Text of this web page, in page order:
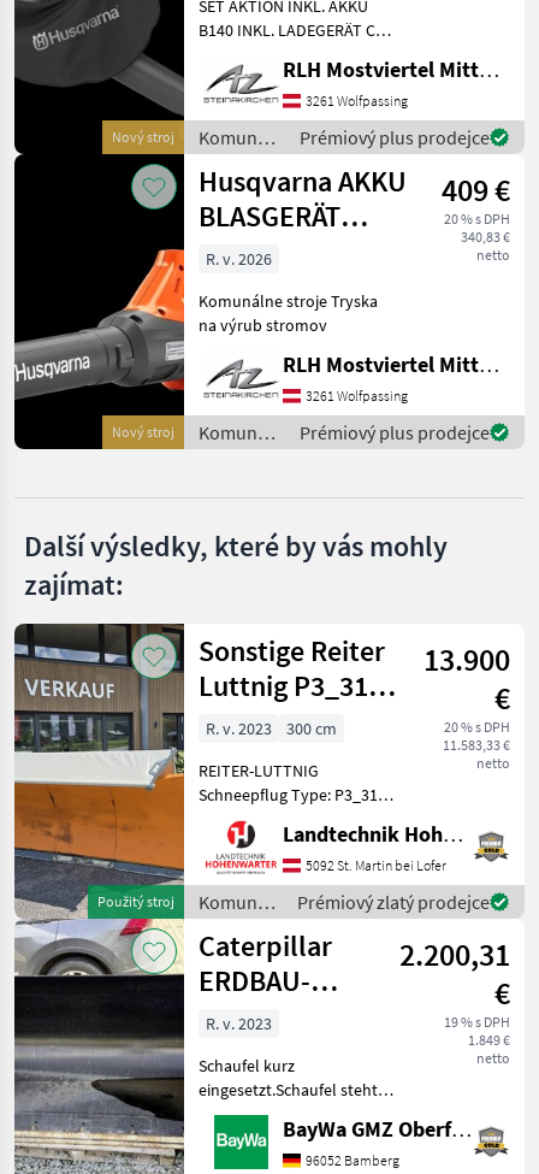
Husqvarna
Eco Technologies
Zobrazit
všech 7
Nabídky
Nový stroj
SET AKTION INKL. AKKU
B140 INKL. LADEGERÄT C80
na výrub stromov
RLH Mostviertel Mitte - Standort Steinakirchen
3261 Wolfpassing
Komunálne
stroje /
Husqvarna
Prémiový plus prodejce
Nový stroj
Husqvarna AKKU
BLASGERÄT
530iB
409 €
20 % s DPH
340,83 €
netto
R. v. 2026
Komunálne stroje Tryska
na výrub stromov
RLH Mostviertel Mitte - Standort Steinakirchen
3261 Wolfpassing
Komunálne
stroje /
Prémiový plus prodejce
Další výsledky, které by vás mohly
zajímat:
Použitý stroj
Sonstige Reiter
Luttnig P3_3103
(26120)
13.900
€
20 % s DPH
11.583,33 €
netto
R. v. 2023
300 cm
REITER-LUTTNIG
Schneepflug Type: P3_3101
Hochsteigender
Schneepflug mit 3
Pflugscharen. *Anbau 3
Punkt *Räumbreite: 2, 65 m
*3-scharige Ausführung *3,
10 m Pflugbreite
Landtechnik Hohenwarter GmbH
5092 St. Martin bei Lofer
Komunálne
stroje /
Sonstige
Prémiový zlatý prodejce
Caterpillar
ERDBAU-
SCHAUFEL 1,1
M³, 2.060
2.200,31
€
19 % s DPH
1.849 €
netto
R. v. 2023
Schaufel kurz
eingesetzt.Schaufel steht
am Standort Neuensalz.
Komunálne stroje Ostatné
komunálne náradia
BayWa GMZ Oberfranken
96052 Bamberg